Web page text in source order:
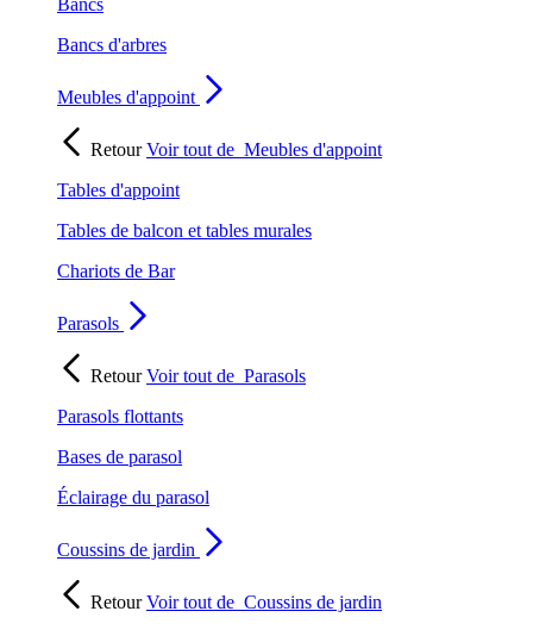
Bancs d'arbres
Meubles d'appoint
RetourVoir tout de Meubles d'appoint
Tables d'appoint
Tables de balcon et tables murales
Chariots de Bar
Parasols
RetourVoir tout de Parasols
Parasols flottants
Bases de parasol
Éclairage du parasol
Coussins de jardin
RetourVoir tout de Coussins de jardin